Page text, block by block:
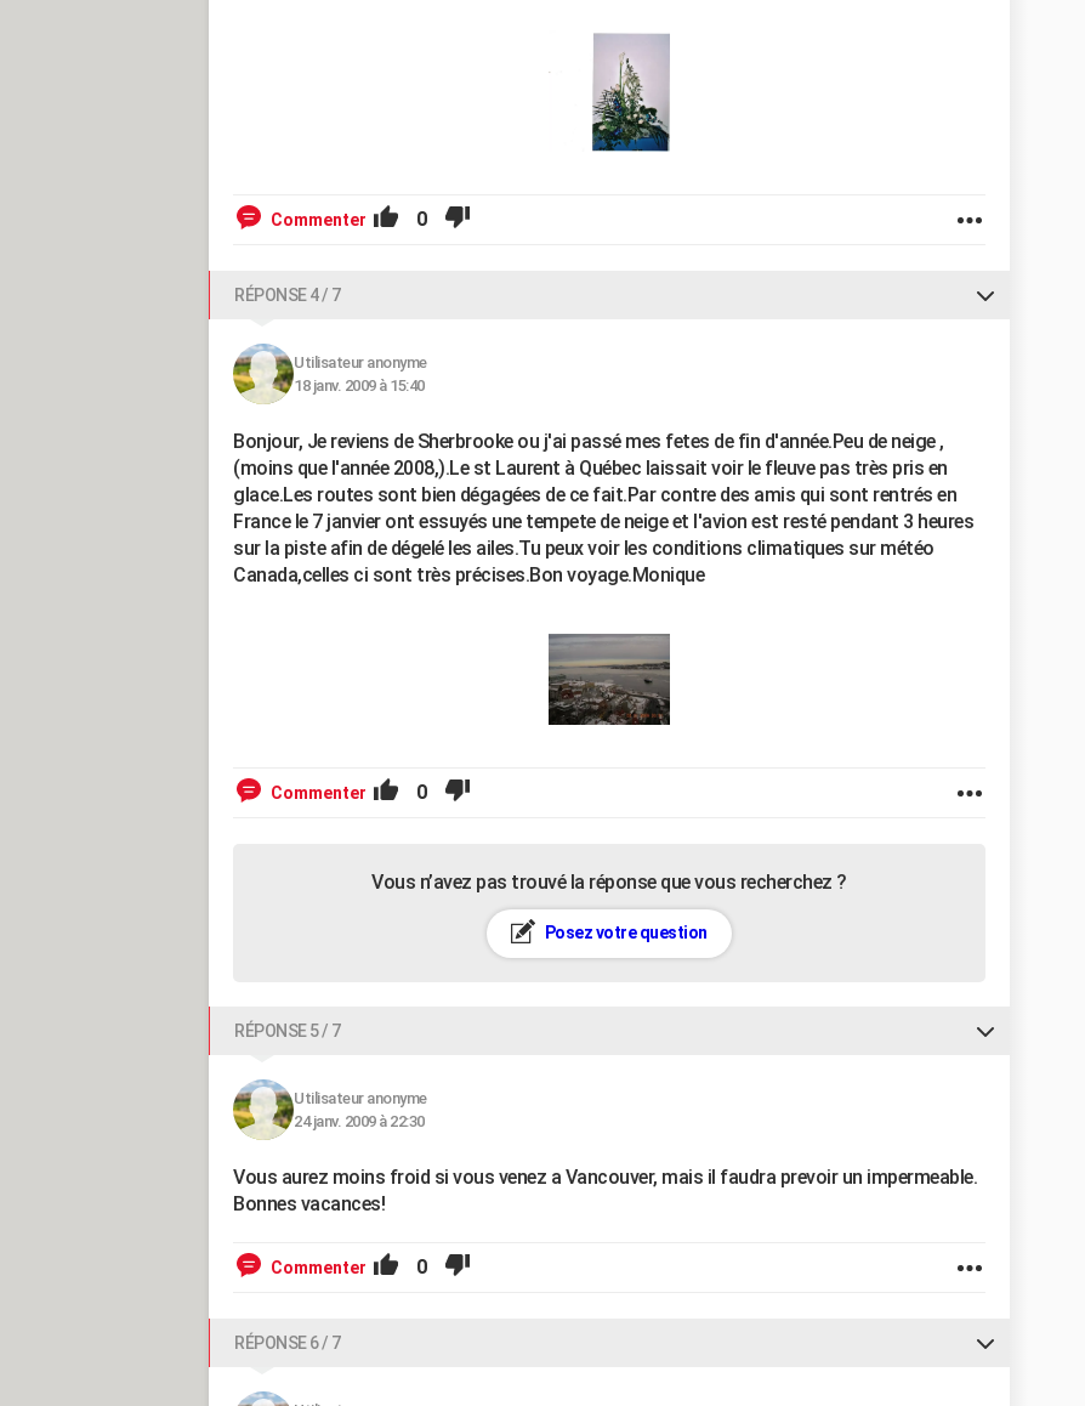
Commenter 0
RÉPONSE 4 / 7
Utilisateur anonyme
18 janv. 2009 à 15:40
Bonjour, Je reviens de Sherbrooke ou j'ai passé mes fetes de fin d'année.Peu de neige ,
(moins que l'année 2008,).Le st Laurent à Québec laissait voir le fleuve pas très pris en
glace.Les routes sont bien dégagées de ce fait.Par contre des amis qui sont rentrés en
France le 7 janvier ont essuyés une tempete de neige et l'avion est resté pendant 3 heures
sur la piste afin de dégelé les ailes.Tu peux voir les conditions climatiques sur météo
Canada,celles ci sont très précises.Bon voyage.Monique
Commenter 0
Vous n’avez pas trouvé la réponse que vous recherchez ?
Posez votre question
RÉPONSE 5 / 7
Utilisateur anonyme
24 janv. 2009 à 22:30
Vous aurez moins froid si vous venez a Vancouver, mais il faudra prevoir un impermeable.
Bonnes vacances!
Commenter 0
RÉPONSE 6 / 7